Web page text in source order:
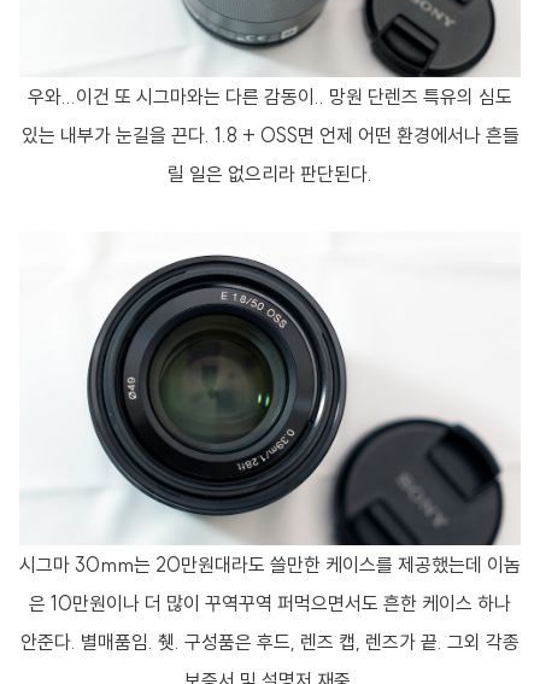
우와...이건 또 시그마와는 다른 감동이.. 망원 단렌즈 특유의 심도
있는 내부가 눈길을 끈다. 1.8 + OSS면 언제 어떤 환경에서나 흔들
릴 일은 없으리라 판단된다.
시그마 30mm는 20만원대라도 쓸만한 케이스를 제공했는데 이놈
은 10만원이나 더 많이 꾸역꾸역 퍼먹으면서도 흔한 케이스 하나
안준다. 별매품임. 췟. 구성품은 후드, 렌즈 캡, 렌즈가 끝. 그외 각종